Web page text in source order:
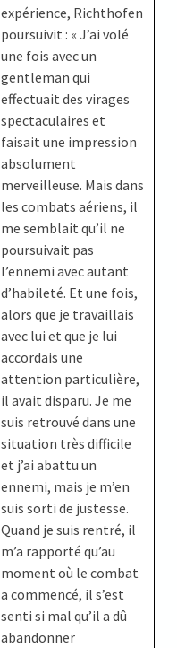
expérience, Richthofen
poursuivit : « J’ai volé
une fois avec un
gentleman qui
effectuait des virages
spectaculaires et
faisait une impression
absolument
merveilleuse. Mais dans
les combats aériens, il
me semblait qu’il ne
poursuivait pas
l’ennemi avec autant
d’habileté. Et une fois,
alors que je travaillais
avec lui et que je lui
accordais une
attention particulière,
il avait disparu. Je me
suis retrouvé dans une
situation très difficile
et j’ai abattu un
ennemi, mais je m’en
suis sorti de justesse.
Quand je suis rentré, il
m’a rapporté qu’au
moment où le combat
a commencé, il s’est
senti si mal qu’il a dû
abandonner